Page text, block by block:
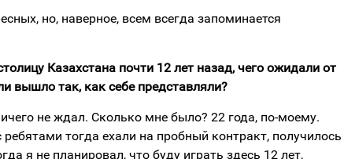
но, наверное, всем всегда запоминается
Казахстана почти 12 лет назад, чего ожидали от
вышло так, как себе представляли?
не ждал. Сколько мне было? 22 года, по-моему.
тогда ехали на пробный контракт, получилось
я не планировал, что буду играть здесь 12 лет,